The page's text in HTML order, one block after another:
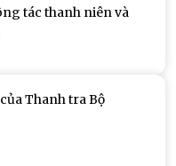
tác thanh niên và
Thanh tra Bộ